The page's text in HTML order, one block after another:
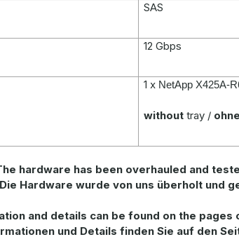
SAS
12 Gbps
1 x NetApp X425A-
withouttray / ohne
hardware has been overhauled and
Die Hardware wurde von uns überholt und
and details can be found on the pages
und Details finden Sie auf den